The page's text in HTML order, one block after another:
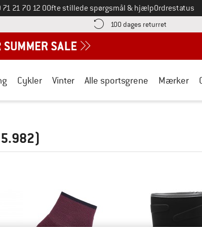
til os på
21 70 12 0Ofte stillede spørgsmål & hjælpOrdrestatus
her! Åbnes i en infoboks
100 dages returret Gå til
Cykler Vinter Alle sportsgrene Mærker